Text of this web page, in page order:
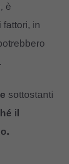
è
in
sottostanti
il